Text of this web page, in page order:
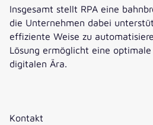
Insgesamt stellt RPA eine
die Unternehmen dabei
effiziente Weise zu
Lösung ermöglicht eine
digitalen Ära.
Kontakt